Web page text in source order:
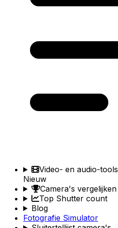
Video- en audio-tools
Nieuw
Camera's vergelijken
Top Shutter count
Blog
Fotografie Simulator